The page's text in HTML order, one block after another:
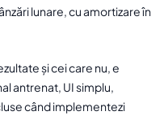
lunare, cu amortizare în
și cei care nu, e
antrenat, UI simplu,
când implementezi